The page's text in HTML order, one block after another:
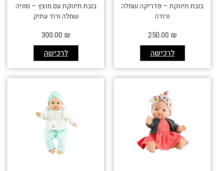
בובת תינוקת – פדריקה שמלה
ורודה
לרכישה
250.00 ₪
בובת תינוקת עם מוצץ – סוניה
שמלה ורוד עתיק
לרכישה
300.00 ₪